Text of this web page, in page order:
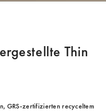
Thin
GRS-zertifizierten recyceltem